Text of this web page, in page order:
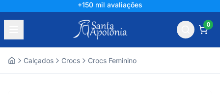
+150 mil avaliações
0
Calçados Crocs Crocs Feminino